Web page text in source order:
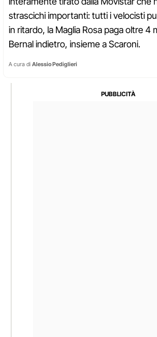
strascichi importanti: tutti i velocisti
in ritardo, la Maglia Rosa paga oltre 4
Bernal indietro, insieme a Scaroni.
A cura di Alessio Pediglieri